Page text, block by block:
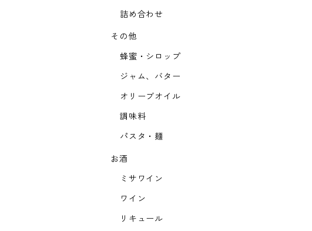
詰め合わせ
その他
蜂蜜・シロップ
ジャム、バター
オリーブオイル
調味料
パスタ・麺
お酒
ミサワイン
ワイン
リキュール